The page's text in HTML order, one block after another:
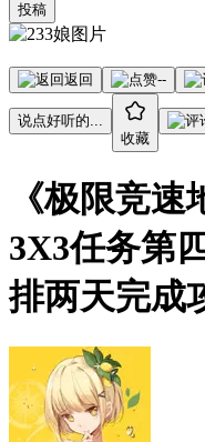
投稿
返回 --
说点好听的...
收藏
《极限竞
3X3任务第
排两天完成